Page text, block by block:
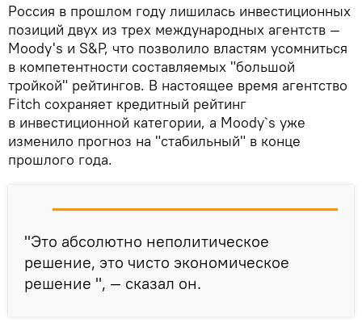
Россия в прошлом году лишилась инвестиционных
позиций двух из трех международных агентств —
Moody's и S&P, что позволило властям усомниться
в компетентности составляемых "большой
тройкой" рейтингов. В настоящее время агентство
Fitch сохраняет кредитный рейтинг
в инвестиционной категории, а Moody`s уже
изменило прогноз на "стабильный" в конце
прошлого года.
"Это абсолютно неполитическое
решение, это чисто экономическое
решение ", — сказал он.